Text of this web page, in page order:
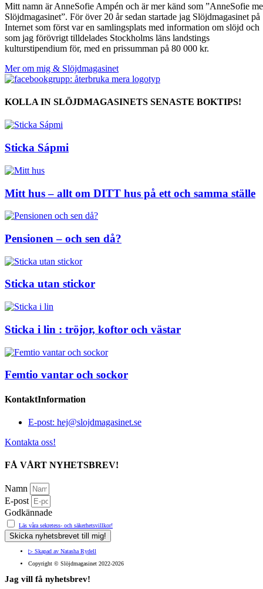
Mitt namn är AnneSofie Ampén och är mer känd som ”AnneSofie
Slöjdmagasinet”. För över 20 år sedan startade jag Slöjdmagasinet på
Internet som först var en samlingsplats med information om slöjd och
som jag förövrigt tilldelades Stockholms läns landstings
kulturstipendium för, med en prissumman på 80 000 kr.
Mer om mig & Slöjdmagasinet
KOLLA IN SLÖJDMAGASINETS SENASTE BOKTIPS!
Sticka Sápmi
Mitt hus – allt om DITT hus på ett och samma ställe
Pensionen – och sen då?
Sticka utan stickor
Sticka i lin : tröjor, koftor och västar
Femtio vantar och sockor
KontaktInformation
E-post: hej@slojdmagasinet.se
Kontakta oss!
FÅ VÅRT NYHETSBREV!
Namn
E-post
Godkännade
Läs våra sekretess- och säkerhetsvillkor!
Skicka nyhetsbrevet till mig!
▷ Skapad av Natasha Rydell
Copyright ©️ Slöjdmagasinet 2022-2026
Jag vill få nyhetsbrev!